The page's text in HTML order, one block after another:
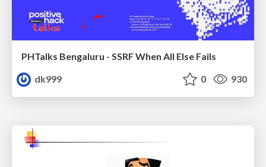
PHTalks Bengaluru - SSRF When All Else Fails
dk999
0 930